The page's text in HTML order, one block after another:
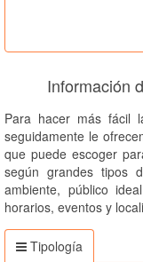
Información
Para hacer más fácil
seguidamente le
que puede escoger
según grandes tipos
ambiente, público
horarios, eventos y
Tipología